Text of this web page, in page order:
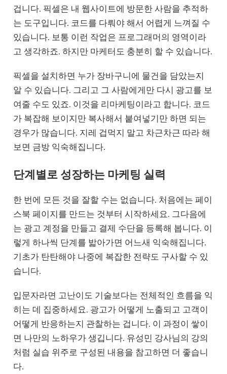
겁니다. 픽셀은 내 웹사이트에 방문한 사람을 추적하
는 도구입니다. 코드를 다뤄야 해서 어렵게 느껴질 수
있습니다. 보통 이런 작업은 프로그래머의 영역이라
고 생각하죠. 하지만 마케터도 충분히 할 수 있습니다.
픽셀을 설치하면 누가 장바구니에 물건을 담았는지
알 수 있습니다. 그리고 그 사람에게만 다시 광고를 보
여줄 수도 있죠. 이것을 리마케팅이라고 합니다. 코드
가 복잡해 보이지만 복사해서 붙여넣기만 하면 되는
경우가 많습니다. 지레 겁먹지 말고 차근차근 따라 해
보면 금방 익숙해집니다.
단계별로 성장하는 마케팅 실력
한 번에 모든 것을 잘할 수는 없습니다. 처음에는 페이
스북 페이지를 만드는 것부터 시작하세요. 그다음에
는 광고 계정을 만들고 결제 수단을 등록해 봅니다. 이
렇게 하나씩 단계를 밟아가면 어느새 익숙해집니다.
기초가 탄탄해야 나중에 복잡한 전략도 구사할 수 있
습니다.
입문자라면 고난이도 기술보다는 전체적인 흐름을 익
히는 데 집중하세요. 광고가 어떻게 노출되고 고객이
어떻게 반응하는지 관찰하는 겁니다. 이 과정이 쌓이
면 나만의 노하우가 생깁니다. 유성민 강사님의 강의
처럼 실습 위주로 구성된 내용을 참고하면 더 좋습니
다.